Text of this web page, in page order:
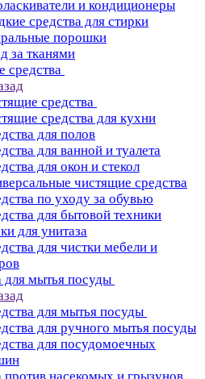
и кондиционеры
средства для стирки
порошки
за тканями
средства
средства
средства для кухни
для полов
для ванной и туалета
для окон и стекол
чистящие средства
по уходу за обувью
для бытовой техники
для унитаза
для чистки мебели и
для мытья посуды
для мытья посуды
для ручного мытья посуды
для посудомоечных